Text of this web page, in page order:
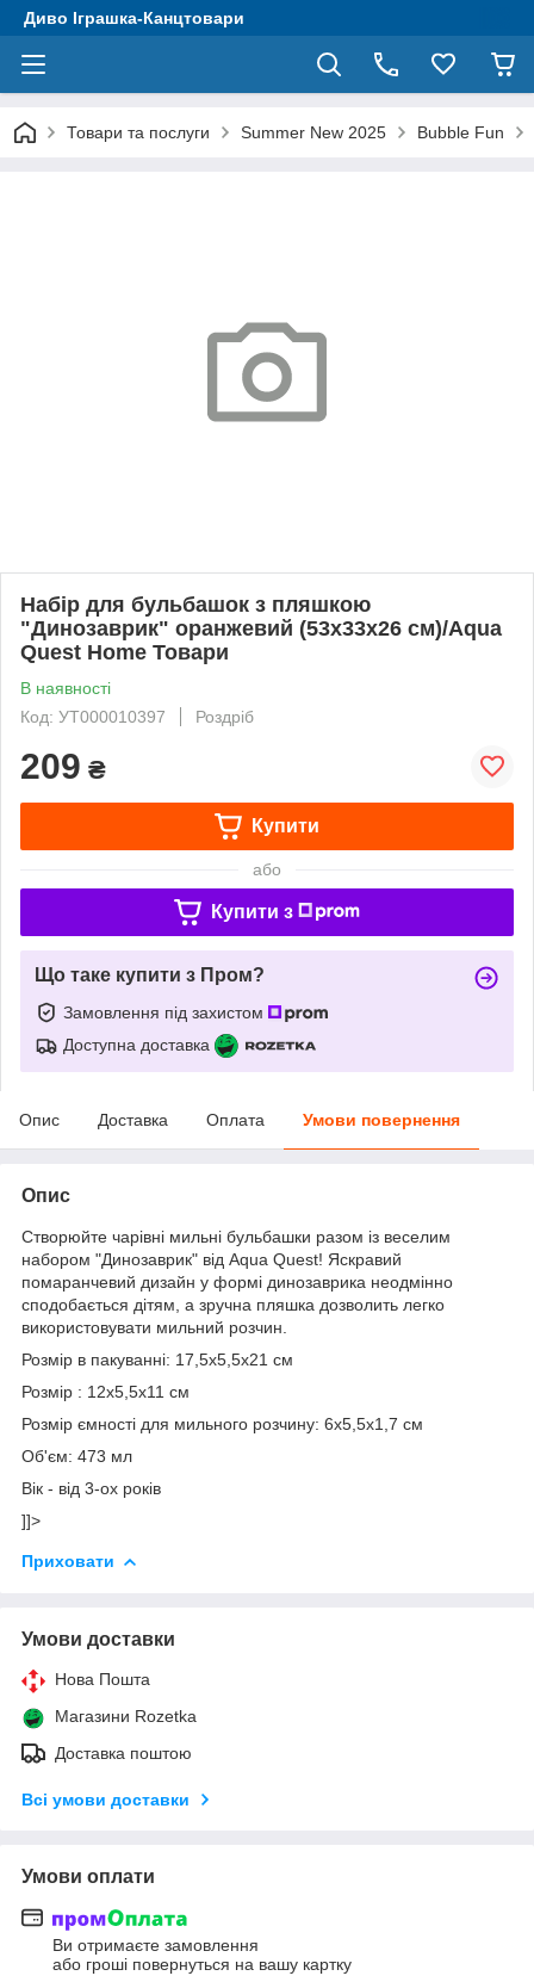
Диво Іграшка-Канцтовари
Товари та послуги Summer New 2025 Bubble Fun
Набір для бульбашок з пляшкою
"Динозаврик" оранжевий (53x33x26 см)/Aqua
Quest Home Товари
В наявності
Код: УТ000010397
Роздріб
209 ₴
Купити
або
Купити з
Що таке купити з Пром?
Замовлення під захистом
Доступна доставка
Опис Доставка Оплата Умови повернення
Опис
Створюйте чарівні мильні бульбашки разом із веселим
набором "Динозаврик" від Aqua Quest! Яскравий
помаранчевий дизайн у формі динозаврика неодмінно
сподобається дітям, а зручна пляшка дозволить легко
використовувати мильний розчин.
Розмір в пакуванні: 17,5x5,5x21 см
Розмір : 12х5,5х11 см
Розмір ємності для мильного розчину: 6х5,5х1,7 см
Об'єм: 473 мл
Вік - від 3-ох років
]]>
Приховати
Умови доставки
Нова Пошта
Магазини Rozetka
Доставка поштою
Всі умови доставки
Умови оплати
Ви отримаєте замовлення
або гроші повернуться на вашу картку